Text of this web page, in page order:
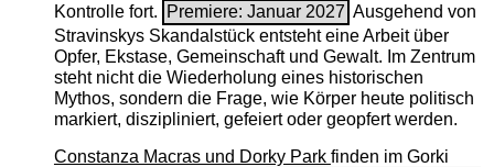
Kontrolle fort.
Premiere: Januar 2027 Ausgehend von
Stravinskys Skandalstück entsteht eine Arbeit über
Opfer, Ekstase, Gemeinschaft und Gewalt. Im Zentrum
steht nicht die Wiederholung eines historischen
Mythos, sondern die Frage, wie Körper heute politisch
markiert, diszipliniert, gefeiert oder geopfert werden.
Constanza Macras und Dorky Park finden im Gorki